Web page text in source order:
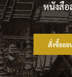
หนังสือ
สั่งซื้อออ